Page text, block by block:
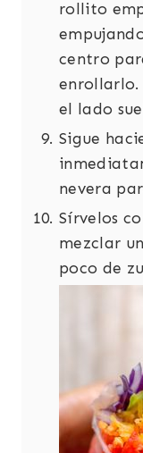
rollito
centro
enrollarlo.
el lado
Sigue
nevera
Sírvelos
mezclar
poco de